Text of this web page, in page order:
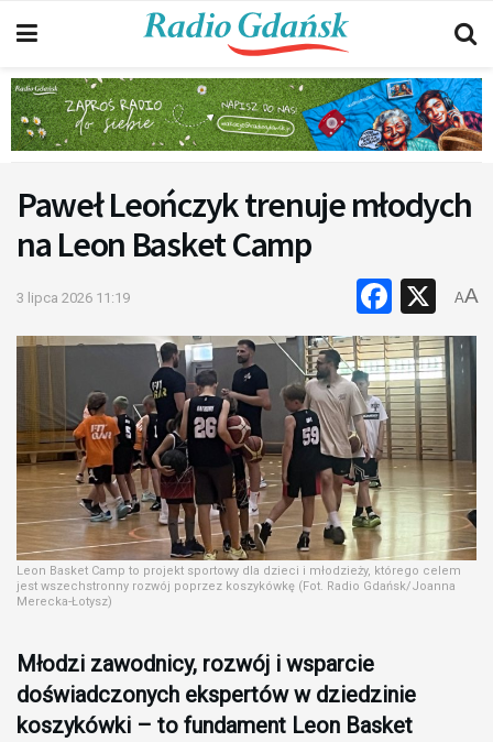
Paweł Leończyk trenuje młodych
na Leon Basket Camp
3 lipca 2026 11:19 X
AA
Leon Basket Camp to projekt sportowy dla dzieci i młodzieży, którego celem
jest wszechstronny rozwój poprzez koszykówkę (Fot. Radio Gdańsk/Joanna
Merecka-Łotysz)
Młodzi zawodnicy, rozwój i wsparcie
doświadczonych ekspertów w dziedzinie
koszykówki – to fundament Leon Basket